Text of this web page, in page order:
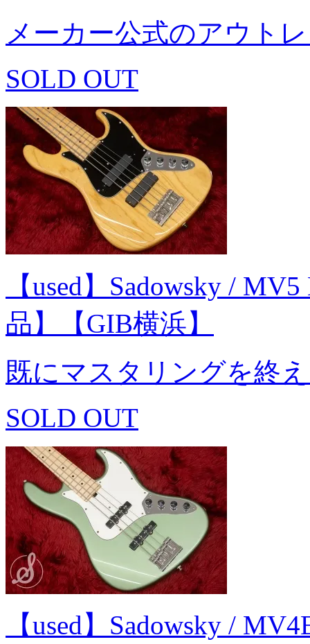
メーカー公式のアウト
SOLD OUT
【used】Sadowsky /
品】【GIB横浜】
既にマスタリングを終
SOLD OUT
【used】Sadowsky /